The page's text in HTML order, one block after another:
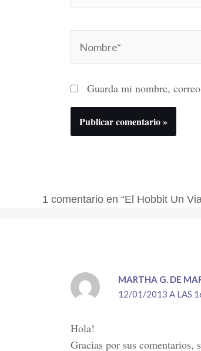
Guarda mi nombre,
1 comentario en “El Hobbit Un
MARTHA G. DE
12/01/2013 A LAS
Hola!
Gracias por sus comentarios,